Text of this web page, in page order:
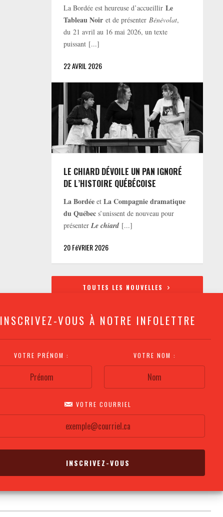
INSCRIVEZ-VOUS À NOTRE INFOLETTRE
VOTRE PRÉNOM : VOTRE NOM :
VOTRE COURRIEL
La Bordée est heureuse d’accueillirLe
Tableau Noir et de présenterBénévolat,
du 21 avril au 16 mai 2026, un texte
puissant [...]
22 AVRIL 2026
LE CHIARD DÉVOILE UN PAN IGNORÉ
DE L’HISTOIRE QUÉBÉCOISE
La Bordée etLa Compagnie dramatique
du Québec s’unissent de nouveau pour
présenterLe chiard [...]
20 FéVRIER 2026
TOUTES LES NOUVELLES